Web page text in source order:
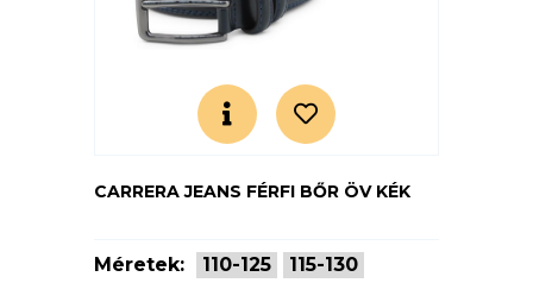
CARRERA JEANS FÉRFI BŐR ÖV KÉK
Méretek: 110-125 115-130